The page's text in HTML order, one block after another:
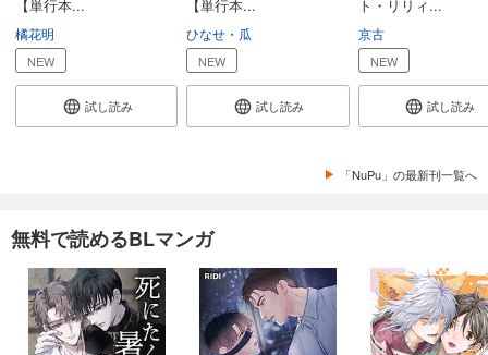
【単行本...
橘花明
NEW
試し読み
【単行本...
ひなせ・瓜
NEW
試し読み
ト・リリィ...
京古
NEW
試し読み
「NuPu」の最新刊一覧へ
無料で読めるBLマンガ